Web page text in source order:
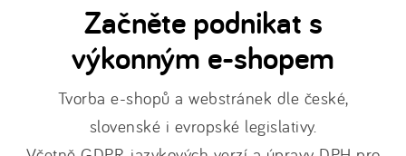
Začněte podnikat s
výkonným e-shopem
Tvorba e-shopů a webstránek dle české,
slovenské i evropské legislativy.